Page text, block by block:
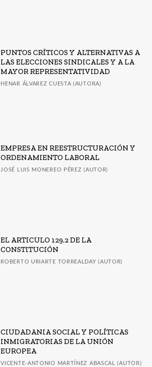
PUNTOS CRÍTICOS Y ALTERNATIVAS A
LAS ELECCIONES SINDICALES Y A LA
MAYOR REPRESENTATIVIDAD
HENAR ÁLVAREZ CUESTA (AUTORA)
EMPRESA EN REESTRUCTURACIÓN Y
ORDENAMIENTO LABORAL
JOSÉ LUIS MONEREO PÉREZ (AUTOR)
EL ARTICULO 129.2 DE LA
CONSTITUCIÓN
ROBERTO URIARTE TORREALDAY (AUTOR)
CIUDADANIA SOCIAL Y POLÍTICAS
INMIGRATORIAS DE LA UNIÓN
EUROPEA
VICENTE-ANTONIO MARTÍNEZ ABASCAL (AUTOR)